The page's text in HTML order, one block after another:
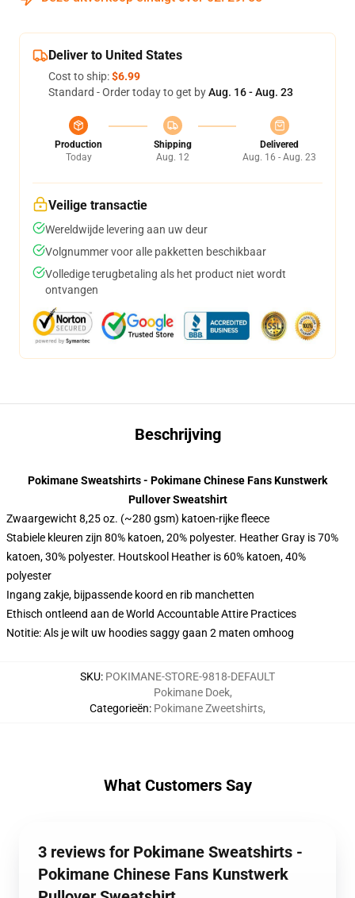
Deliver to United States
Cost to ship:$6.99
Standard - Order today to get byAug. 16 - Aug. 23
Production
Today
Shipping
Aug. 12
Delivered
Aug. 16 - Aug. 23
Veilige transactie
Wereldwijde levering aan uw deur
Volgnummer voor alle pakketten beschikbaar
Volledige terugbetaling als het product niet wordt
ontvangen
Beschrijving
Pokimane Sweatshirts - Pokimane Chinese Fans Kunstwerk
Pullover Sweatshirt
Zwaargewicht 8,25 oz. (~280 gsm) katoen-rijke fleece
Stabiele kleuren zijn 80% katoen, 20% polyester. Heather Gray is 70%
katoen, 30% polyester. Houtskool Heather is 60% katoen, 40%
polyester
Ingang zakje, bijpassende koord en rib manchetten
Ethisch ontleend aan de World Accountable Attire Practices
Notitie: Als je wilt uw hoodies saggy gaan 2 maten omhoog
SKU: POKIMANE-STORE-9818-DEFAULT
Categorieën:
Pokimane Doek,
Pokimane Zweetshirts,
What Customers Say
3 reviews for Pokimane Sweatshirts -
Pokimane Chinese Fans Kunstwerk